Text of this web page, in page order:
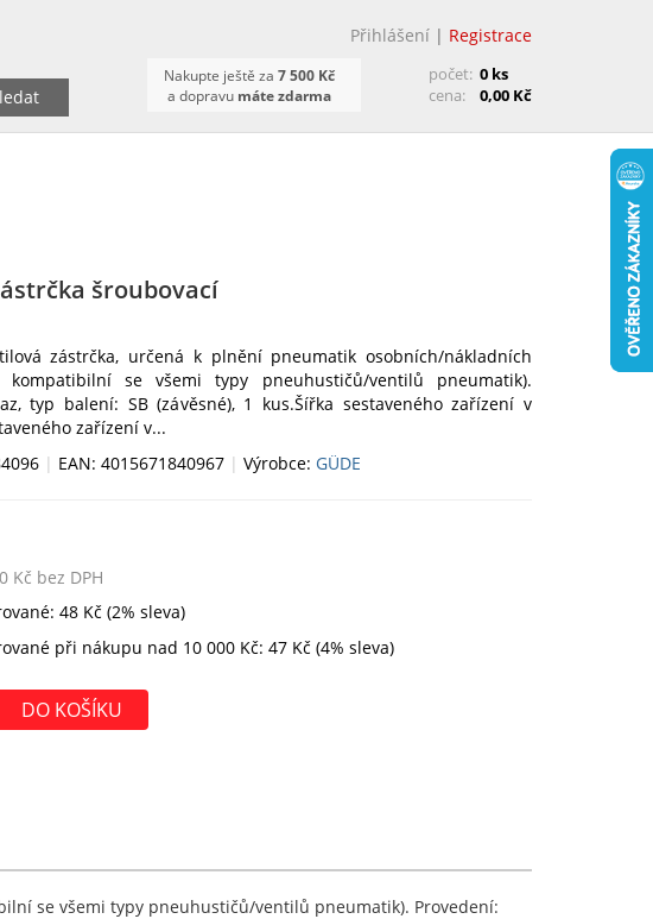
Přihlášení | Registrace
počet: 0 ks
cena:
0,00 Kč
Nakupte ještě za 7 500 Kč
a dopravu máte zdarma
šroubovací
zástrčka, určená k plnění pneumatik osobních/nákladních
kompatibilní se všemi typy pneuhustičů/ventilů pneumatik).
typ balení: SB (závěsné), 1 kus.Šířka sestaveného zařízení v
zařízení v...
| EAN: 4015671840967 | Výrobce: GÜDE
Kč bez DPH
48 Kč (2% sleva)
při nákupu nad 10 000 Kč: 47 Kč (4% sleva)
se všemi typy pneuhustičů/ventilů pneumatik). Provedení: